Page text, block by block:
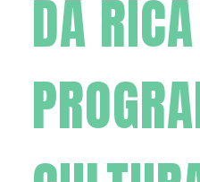
DA RICA